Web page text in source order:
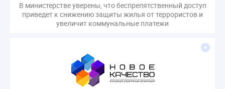
В министерстве уверены, что беспрепятственный доступ
приведет к снижению защиты жилья от террористов и
увеличит коммунальные платежи